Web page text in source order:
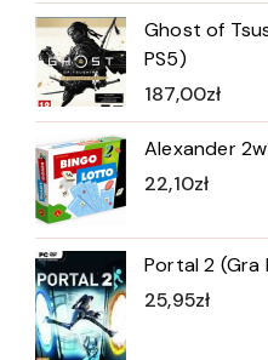
Ghost of
PS5)
187,00zł
Alexander
22,10zł
Portal 2 (Gra
25,95zł